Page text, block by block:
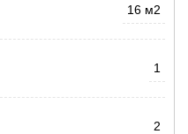
16 м2
1
2